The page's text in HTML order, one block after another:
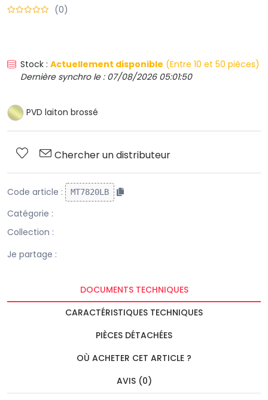
(0)
Stock : Actuellement disponible (Entre 10 et 50 pièces)
Dernière synchro le : 07/08/2026 05:01:50
PVD laiton brossé
Chercher un distributeur
Code article : MT7820LB
Catégorie :
Collection :
Je partage :
DOCUMENTS TECHNIQUES
CARACTÉRISTIQUES TECHNIQUES
PIÈCES DÉTACHÉES
OÙ ACHETER CET ARTICLE ?
AVIS (0)